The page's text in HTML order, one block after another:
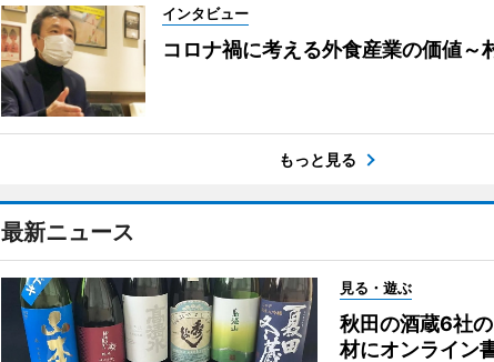
インタビュー
コロナ禍に考える外食産業の価値～
もっと見る
最新ニュース
見る・遊ぶ
秋田の酒蔵6社
材にオンライン